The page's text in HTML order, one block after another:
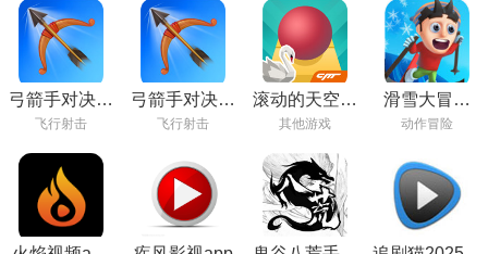
弓箭手对决最
新版下载
飞行射击
弓箭手对决官
方正版下载
飞行射击
滚动的天空免
费下载
其他游戏
滑雪大冒险
2024最新版
动作冒险